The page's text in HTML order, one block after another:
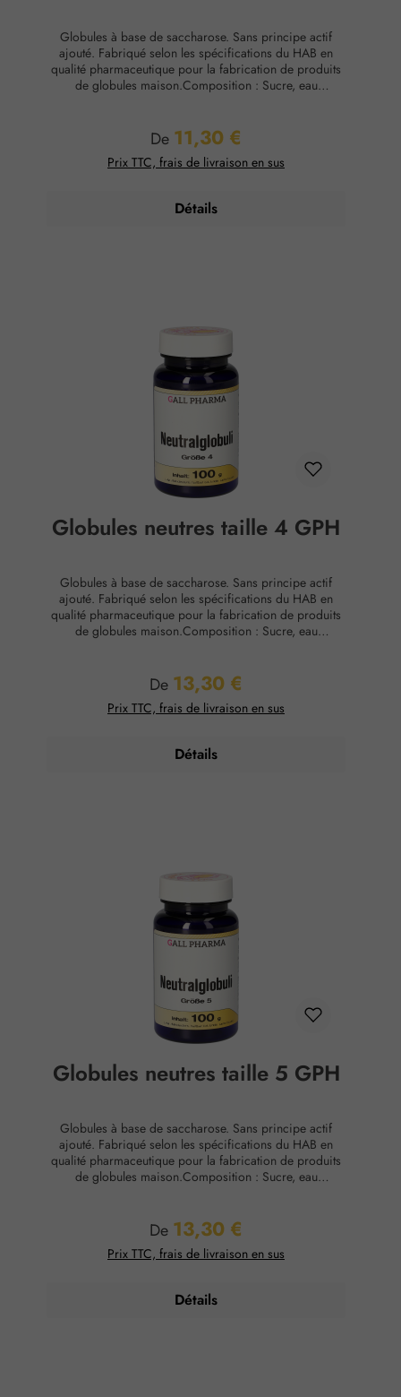
Globules à base de saccharose. Sans principe actif
ajouté. Fabriqué selon les spécifications du HAB en
qualité pharmaceutique pour la fabrication de produits
de globules maison.Composition : Sucre, eau
Prix régulier :
De 11,30 €
Prix TTC, frais de livraison en sus
Détails
Globules neutres taille 4 GPH
Globules à base de saccharose. Sans principe actif
ajouté. Fabriqué selon les spécifications du HAB en
qualité pharmaceutique pour la fabrication de produits
de globules maison.Composition : Sucre, eau
Prix régulier :
De 13,30 €
Prix TTC, frais de livraison en sus
Détails
Globules neutres taille 5 GPH
Globules à base de saccharose. Sans principe actif
ajouté. Fabriqué selon les spécifications du HAB en
qualité pharmaceutique pour la fabrication de produits
de globules maison.Composition : Sucre, eau
Prix régulier :
De 13,30 €
Prix TTC, frais de livraison en sus
Détails